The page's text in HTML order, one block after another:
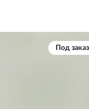
Под заказ